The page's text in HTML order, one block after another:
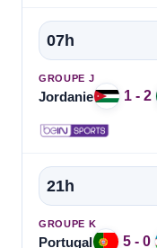
07h
GROUPE J
Jordanie 1 - 2
21h
GROUPE K
Portugal 5 - 0